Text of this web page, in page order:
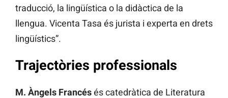
traducció, la lingüística o la didàctica de la
llengua. Vicenta Tasa és jurista i experta en drets
lingüístics”.
Trajectòries professionals
M. Àngels Francésés catedràtica de Literatura